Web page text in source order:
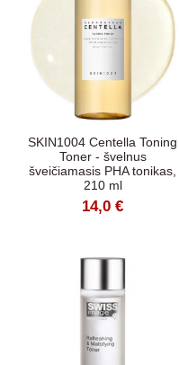
SKIN1004 Centella Toning
Toner - švelnus
šveičiamasis PHA tonikas,
210 ml
14,0 €